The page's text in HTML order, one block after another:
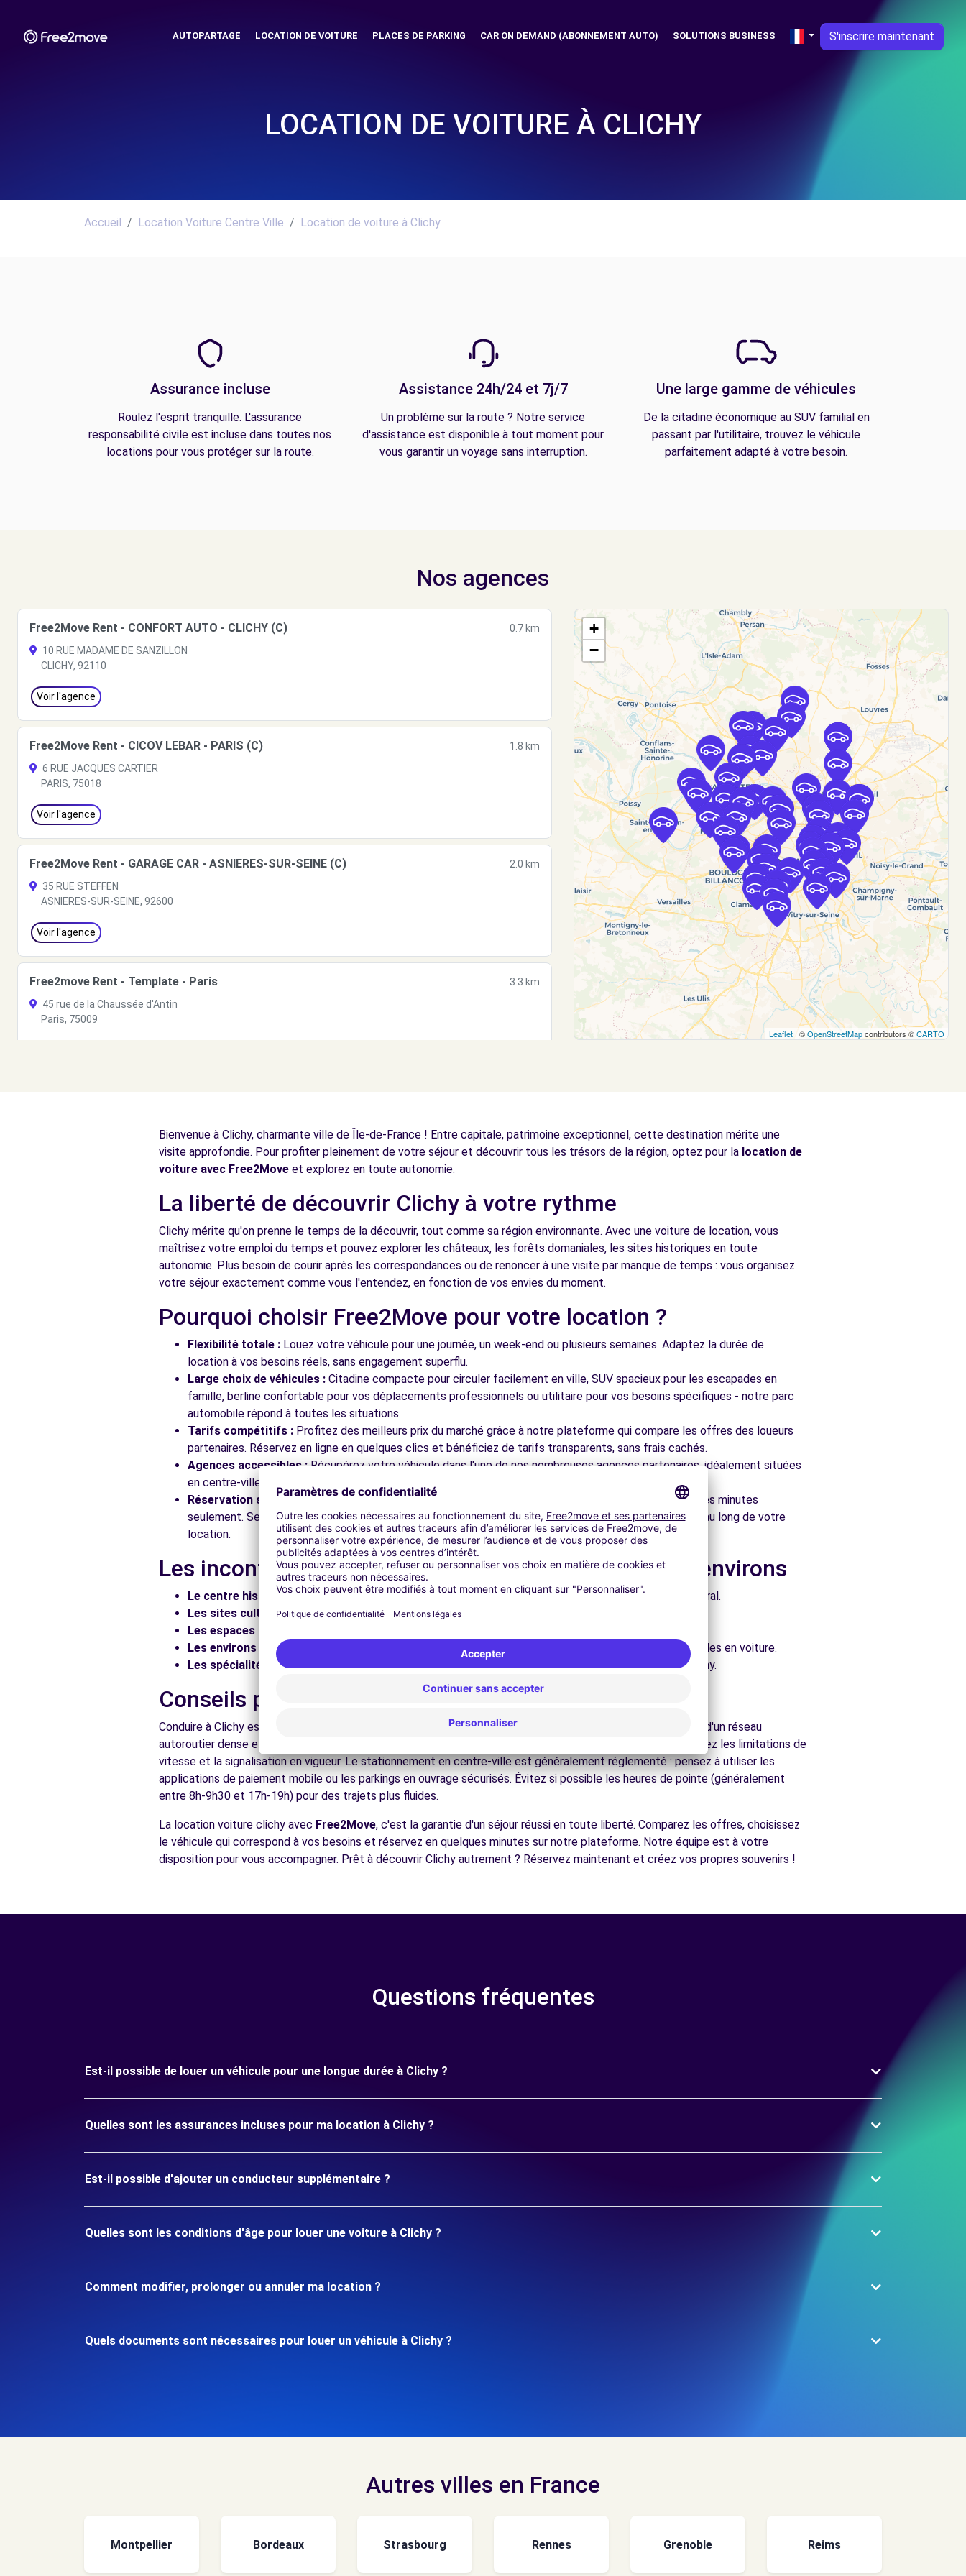
AUTOPARTAGE LOCATION DE VOITURE PLACES DE PARKING CAR ON DEMAND (ABONNEMENT AUTO) SOLUTIONS BUSINESS S'inscrire maintenant
LOCATION DE VOITURE À CLICHY
Accueil Location Voiture Centre Ville Location de voiture à Clichy
Assurance incluse
Roulez l'esprit tranquille. L'assurance
responsabilité civile est incluse dans toutes nos
locations pour vous protéger sur la route.
Assistance 24h/24 et 7j/7
Un problème sur la route ? Notre service
d'assistance est disponible à tout moment pour
vous garantir un voyage sans interruption.
Une large gamme de véhicules
De la citadine économique au SUV familial en
passant par l'utilitaire, trouvez le véhicule
parfaitement adapté à votre besoin.
Nos agences
Free2Move Rent - CONFORT AUTO - CLICHY (C)
0.7 km
10 RUE MADAME DE SANZILLON
CLICHY, 92110
Voir l'agence
Free2Move Rent - CICOV LEBAR - PARIS (C)
1.8 km
6 RUE JACQUES CARTIER
PARIS, 75018
Voir l'agence
Free2Move Rent - GARAGE CAR - ASNIERES-SUR-SEINE (C)
2.0 km
35 RUE STEFFEN
ASNIERES-SUR-SEINE, 92600
Voir l'agence
Free2move Rent - Template - Paris
3.3 km
45 rue de la Chaussée d'Antin
Paris, 75009
Free2move Rent - S&You - NANTERRE (AR)
5.9 km
Free2move Rent - S&You - NANTERRE (C)
5.9 km
Free2move Rent - S&You - NANTERRE (P)
5.9 km
+
−
Leaflet | ©OpenStreetMapcontributors ©CARTO
Bienvenue à Clichy, charmante ville de Île-de-France ! Entre capitale, patrimoine exceptionnel, cette destination mérite une
visite approfondie. Pour profiter pleinement de votre séjour et découvrir tous les trésors de la région, optez pour la location de
voiture avec Free2Move et explorez en toute autonomie.
La liberté de découvrir Clichy à votre rythme
Clichy mérite qu'on prenne le temps de la découvrir, tout comme sa région environnante. Avec une voiture de location, vous
maîtrisez votre emploi du temps et pouvez explorer les châteaux, les forêts domaniales, les sites historiques en toute
autonomie. Plus besoin de courir après les correspondances ou de renoncer à une visite par manque de temps : vous organisez
votre séjour exactement comme vous l'entendez, en fonction de vos envies du moment.
Pourquoi choisir Free2Move pour votre location ?
Flexibilité totale : Louez votre véhicule pour une journée, un week-end ou plusieurs semaines. Adaptez la durée de
location à vos besoins réels, sans engagement superflu.
Large choix de véhicules : Citadine compacte pour circuler facilement en ville, SUV spacieux pour les escapades en
famille, berline confortable pour vos déplacements professionnels ou utilitaire pour vos besoins spécifiques - notre parc
automobile répond à toutes les situations.
Tarifs compétitifs : Profitez des meilleurs prix du marché grâce à notre plateforme qui compare les offres des loueurs
partenaires. Réservez en ligne en quelques clics et bénéficiez de tarifs transparents, sans frais cachés.
Agences accessibles : Récupérez votre véhicule dans l'une de nos nombreuses agences partenaires, idéalement situées
en centre-ville, en gare ou près des aéroports pour faciliter le démarrage de votre séjour.
Réservation simplifiée :Notre plateforme intuitive vous permet de réserver votre véhicule en quelques minutes
seulement. Service client disponible pour répondre à toutes vos questions et vous accompagner tout au long de votre
location.
Les incontournables à découvrir à Clichy et dans les environs
Le centre historique :Flânez dans les ruelles du cœur de ville et découvrez son patrimoine architectural.
Les sites culturels :Visitez les musées et monuments qui font la richesse de Clichy.
Les espaces naturels :
Les environs :
Explorez les châteaux, les forêts domaniales, les sites historiques, facilement accessibles en voiture.
Les spécialités locales :Découvrez la gastronomie régionale dans les restaurants et marchés de Clichy.
Conseils pratiques pour conduire à Clichy
Conduire à Clichy est accessible à tous les conducteurs avec quelques conseils pratiques. la région dispose d'un réseau
autoroutier dense et de nombreuses solutions de mobilité Comme dans toutes les villes françaises, respectez les limitations de
vitesse et la signalisation en vigueur. Le stationnement en centre-ville est généralement réglementé : pensez à utiliser les
applications de paiement mobile ou les parkings en ouvrage sécurisés. Évitez si possible les heures de pointe (généralement
entre 8h-9h30 et 17h-19h) pour des trajets plus fluides.
La location voiture clichy avec Free2Move, c'est la garantie d'un séjour réussi en toute liberté. Comparez les offres, choisissez
le véhicule qui correspond à vos besoins et réservez en quelques minutes sur notre plateforme. Notre équipe est à votre
disposition pour vous accompagner. Prêt à découvrir Clichy autrement ? Réservez maintenant et créez vos propres souvenirs !
Questions fréquentes
Est-il possible de louer un véhicule pour une longue durée à Clichy ?
Quelles sont les assurances incluses pour ma location à Clichy ?
Est-il possible d'ajouter un conducteur supplémentaire ?
Quelles sont les conditions d'âge pour louer une voiture à Clichy ?
Comment modifier, prolonger ou annuler ma location ?
Quels documents sont nécessaires pour louer un véhicule à Clichy ?
Autres villes en France
Montpellier Bordeaux Strasbourg Rennes Grenoble Reims